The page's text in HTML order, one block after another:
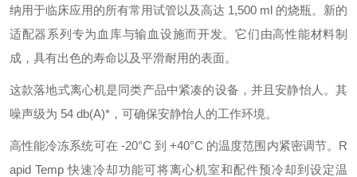
纳用于临床应用的所有常用试管以及高达 1,500 ml 的烧瓶。新的
适配器系列专为血库与输血设施而开发。它们由高性能材料制
成，具有出色的寿命以及平滑耐用的表面。
这款落地式离心机是同类产品中紧凑的设备，并且安静怡人。其
噪声级为 54 db(A)*，可确保安静怡人的工作环境。
高性能冷冻系统可在 -20°C 到 +40°C 的温度范围内紧密调节。R
apid Temp 快速冷却功能可将离心机室和配件预冷却到设定温